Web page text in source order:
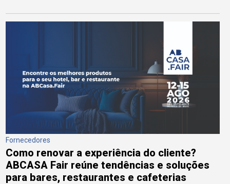
Fornecedores
Como renovar a experiência do cliente?
ABCASA Fair reúne tendências e soluções
para bares, restaurantes e cafeterias